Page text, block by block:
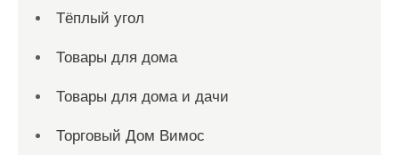
Тёплый угол
Товары для дома
Товары для дома и дачи
Торговый Дом Вимос